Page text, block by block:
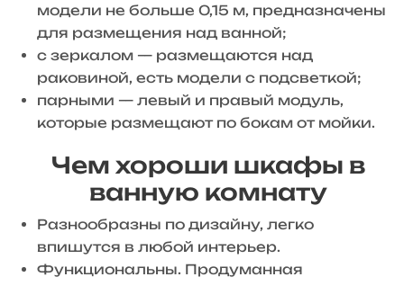
модели не больше 0,15 м, предназначены
для размещения над ванной;
с зеркалом — размещаются над
раковиной, есть модели с подсветкой;
парными — левый и правый модуль,
которые размещают по бокам от мойки.
Чем хороши шкафы в
ванную комнату
Разнообразны по дизайну, легко
впишутся в любой интерьер.
Функциональны. Продуманная